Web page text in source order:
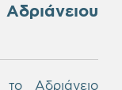
Αδριάνειο